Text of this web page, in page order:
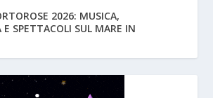
2026: MUSICA,
SPETTACOLI SUL MARE IN